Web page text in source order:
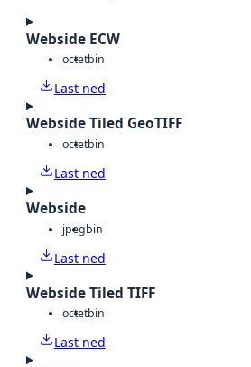
Webside ECW
octetbin
Last ned
Webside Tiled GeoTIFF
octetbin
Last ned
Webside
jpegbin
Last ned
Webside Tiled TIFF
octetbin
Last ned